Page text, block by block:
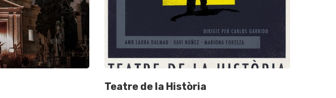
Teatre de la Història